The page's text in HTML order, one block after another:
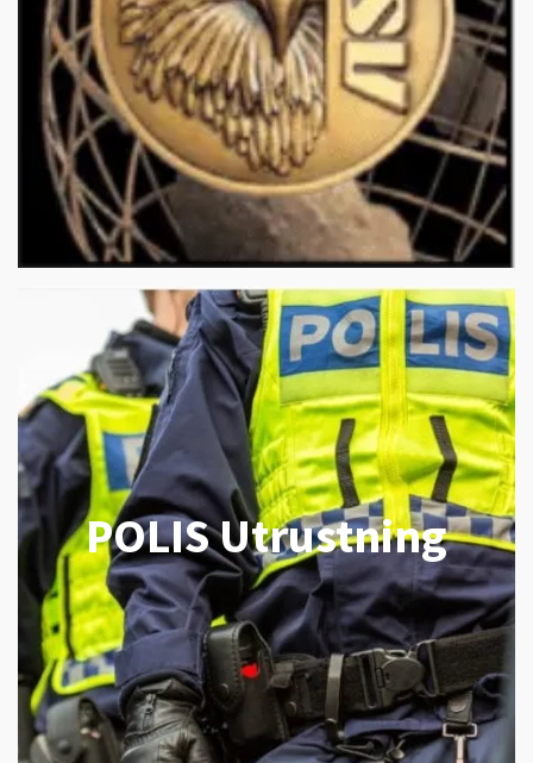
POLIS Utrustning